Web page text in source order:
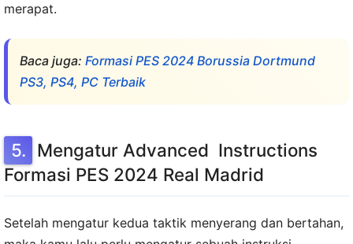
merapat.
Baca juga: Formasi PES 2024 Borussia Dortmund
PS3, PS4, PC Terbaik
Mengatur Advanced Instructions
Formasi PES 2024 Real Madrid
Setelah mengatur kedua taktik menyerang dan bertahan,